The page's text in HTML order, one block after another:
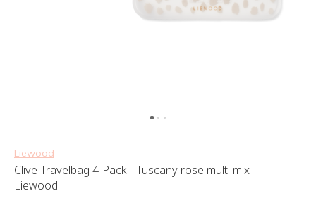
Liewood
Clive Travelbag 4-Pack - Tuscany rose multi mix -
Liewood